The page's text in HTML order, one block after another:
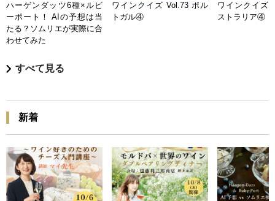
ハーゲンダッツ6種×ルビ
ーポート！ AIの予想は当
たる？ソムリエが実際に合
わせてみた
ワインクイズ Vol.73 ポル
トガル④
ワインクイズ
ストラリア④
すべて見る
新着